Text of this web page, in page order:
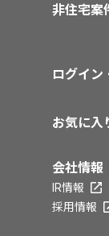
非住宅案
ログイン
お気に入
会社情報
IR情報
採用情報